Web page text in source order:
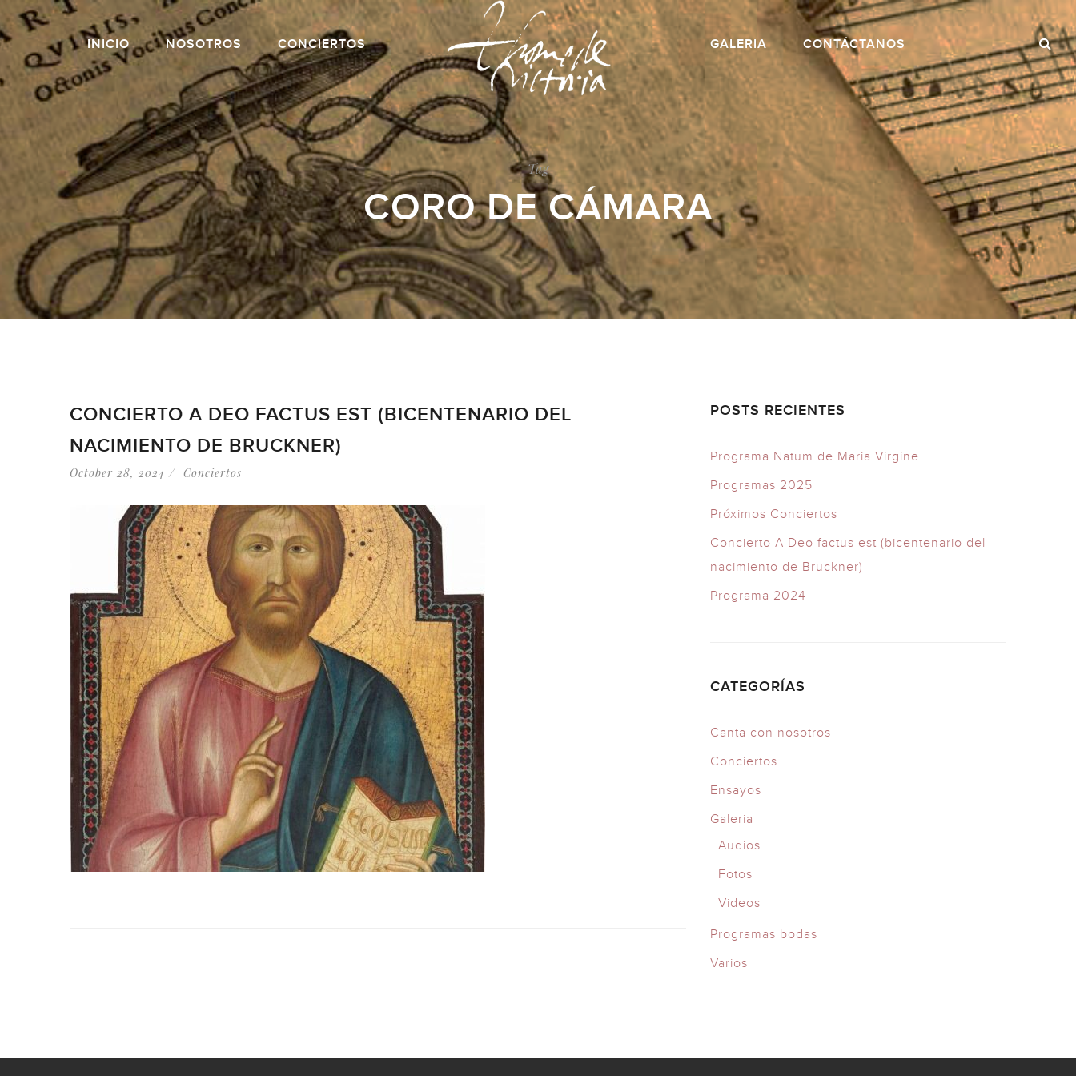
INICIO NOSOTROS CONCIERTOS GALERIA CONTÁCTANOS
Tag
CORO DE CÁMARA
CONCIERTO A DEO FACTUS EST (BICENTENARIO DEL
NACIMIENTO DE BRUCKNER)
October 28, 2024 Conciertos
POSTS RECIENTES
Programa Natum de Maria Virgine
Programas 2025
Próximos Conciertos
Concierto A Deo factus est (bicentenario del
nacimiento de Bruckner)
Programa 2024
CATEGORÍAS
Canta con nosotros
Conciertos
Ensayos
Galeria
Audios
Fotos
Videos
Programas bodas
Varios